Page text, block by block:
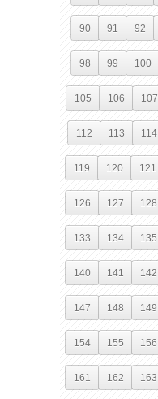
90 91 92
98 99 100
105 106 107
112 113 114
119 120 121
126 127 128
133 134 135
140 141 142
147 148 149
154 155 156
161 162 163